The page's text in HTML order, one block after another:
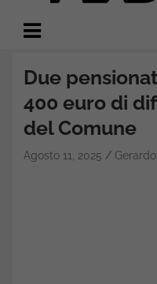
Trading.it
Due
400 euro di
del Comune
Agosto 11, 2025